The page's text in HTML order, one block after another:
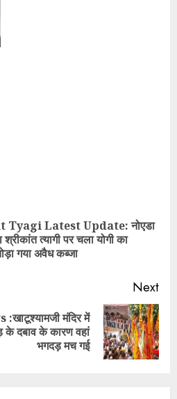
Latest Update: नोएडा
त्यागी पर चला योगी का
गया अवैध कब्जा
Next
मंदिर में
के दबाव के कारण वहां
भगदड़ मच गई